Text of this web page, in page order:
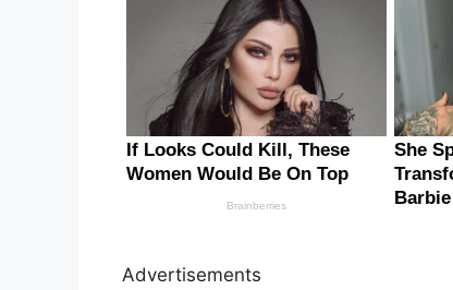
Advertisements